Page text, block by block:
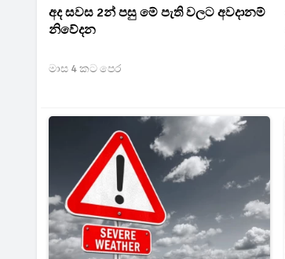
අද සවස 2න් පසු මේ පැති වලට අවදානම්
නිවේදන
මාස 4 කට පෙර